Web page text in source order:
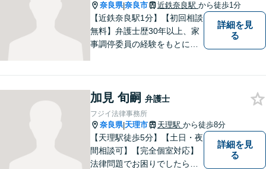
奈良県|奈良市 近鉄奈良駅 から徒歩1分
【近鉄奈良駅1分】【初回相談
無料】弁護士歴30年以上、家
事調停委員の経験をもとに複
発生前のご相談も受け付けて
おります。【電話相談可】
詳細を見
る
加見 旬嗣 弁護士
フジイ法律事務所
奈良県|天理市 天理駅 から徒歩8分
【天理駅徒歩5分】【土日・夜
間相談可】【完全個室対応】
法律問題でお困りでしたらお
詳細を見
る